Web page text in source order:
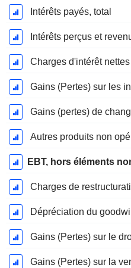
Intérêts payés, total
Intérêts perçus et
Charges d'intérêt nettes
Gains (pertes) de
Autres produits non
EBT, hors éléments
Charges de
Dépréciation du goodwill
Gains (Pertes) sur le
Gains (Pertes) sur la